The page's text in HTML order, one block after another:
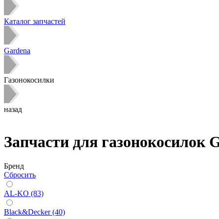
Каталог запчастей
Gardena
Газонокосилки
назад
Запчасти для газонокосилок
Бренд
Сбросить
AL-KO (83)
Black&Decker (40)